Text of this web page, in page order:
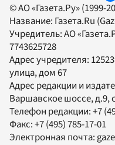
© АО «Газета.Ру» (1999-
Название: Газета.Ru
Учредитель:АО
7743625728
Адрес учредителя:
улица, дом 67
Адрес редакции и
Варшавское шоссе, д.9,
Телефон редакции:+7
Факс:+7 (495) 785-17-01
Электронная почта: